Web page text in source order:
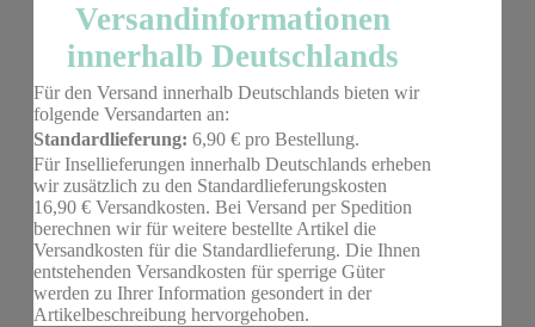
Versandinformationen
innerhalb Deutschlands
Für den Versand innerhalb Deutschlands bieten wir
folgende Versandarten an:
Standardlieferung: 6,90 € pro Bestellung.
Für Insellieferungen innerhalb Deutschlands erheben
wir zusätzlich zu den Standardlieferungskosten
16,90 € Versandkosten. Bei Versand per Spedition
berechnen wir für weitere bestellte Artikel die
Versandkosten für die Standardlieferung. Die Ihnen
entstehenden Versandkosten für sperrige Güter
werden zu Ihrer Information gesondert in der
Artikelbeschreibung hervorgehoben.